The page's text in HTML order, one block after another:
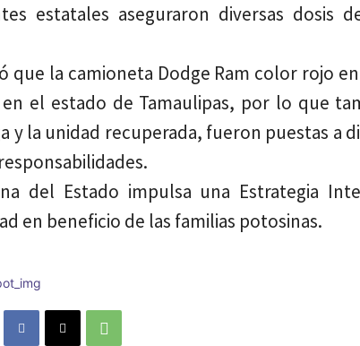
estatales aseguraron diversas dosis
la camioneta Dodge Ram color rojo
el estado de Tamaulipas, por lo que
y la unidad recuperada, fueron puestas a
del Estado impulsa una Estrategia
en beneficio de las familias potosinas.